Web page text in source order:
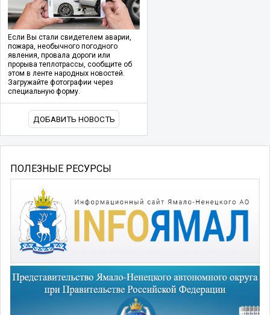
Если Вы стали свидетелем аварии,
пожара, необычного погодного
явления, провала дороги или
прорыва теплотрассы, сообщите об
этом в ленте народных новостей.
Загружайте фотографии через
специальную форму.
ДОБАВИТЬ НОВОСТЬ
ПОЛЕЗНЫЕ РЕСУРСЫ